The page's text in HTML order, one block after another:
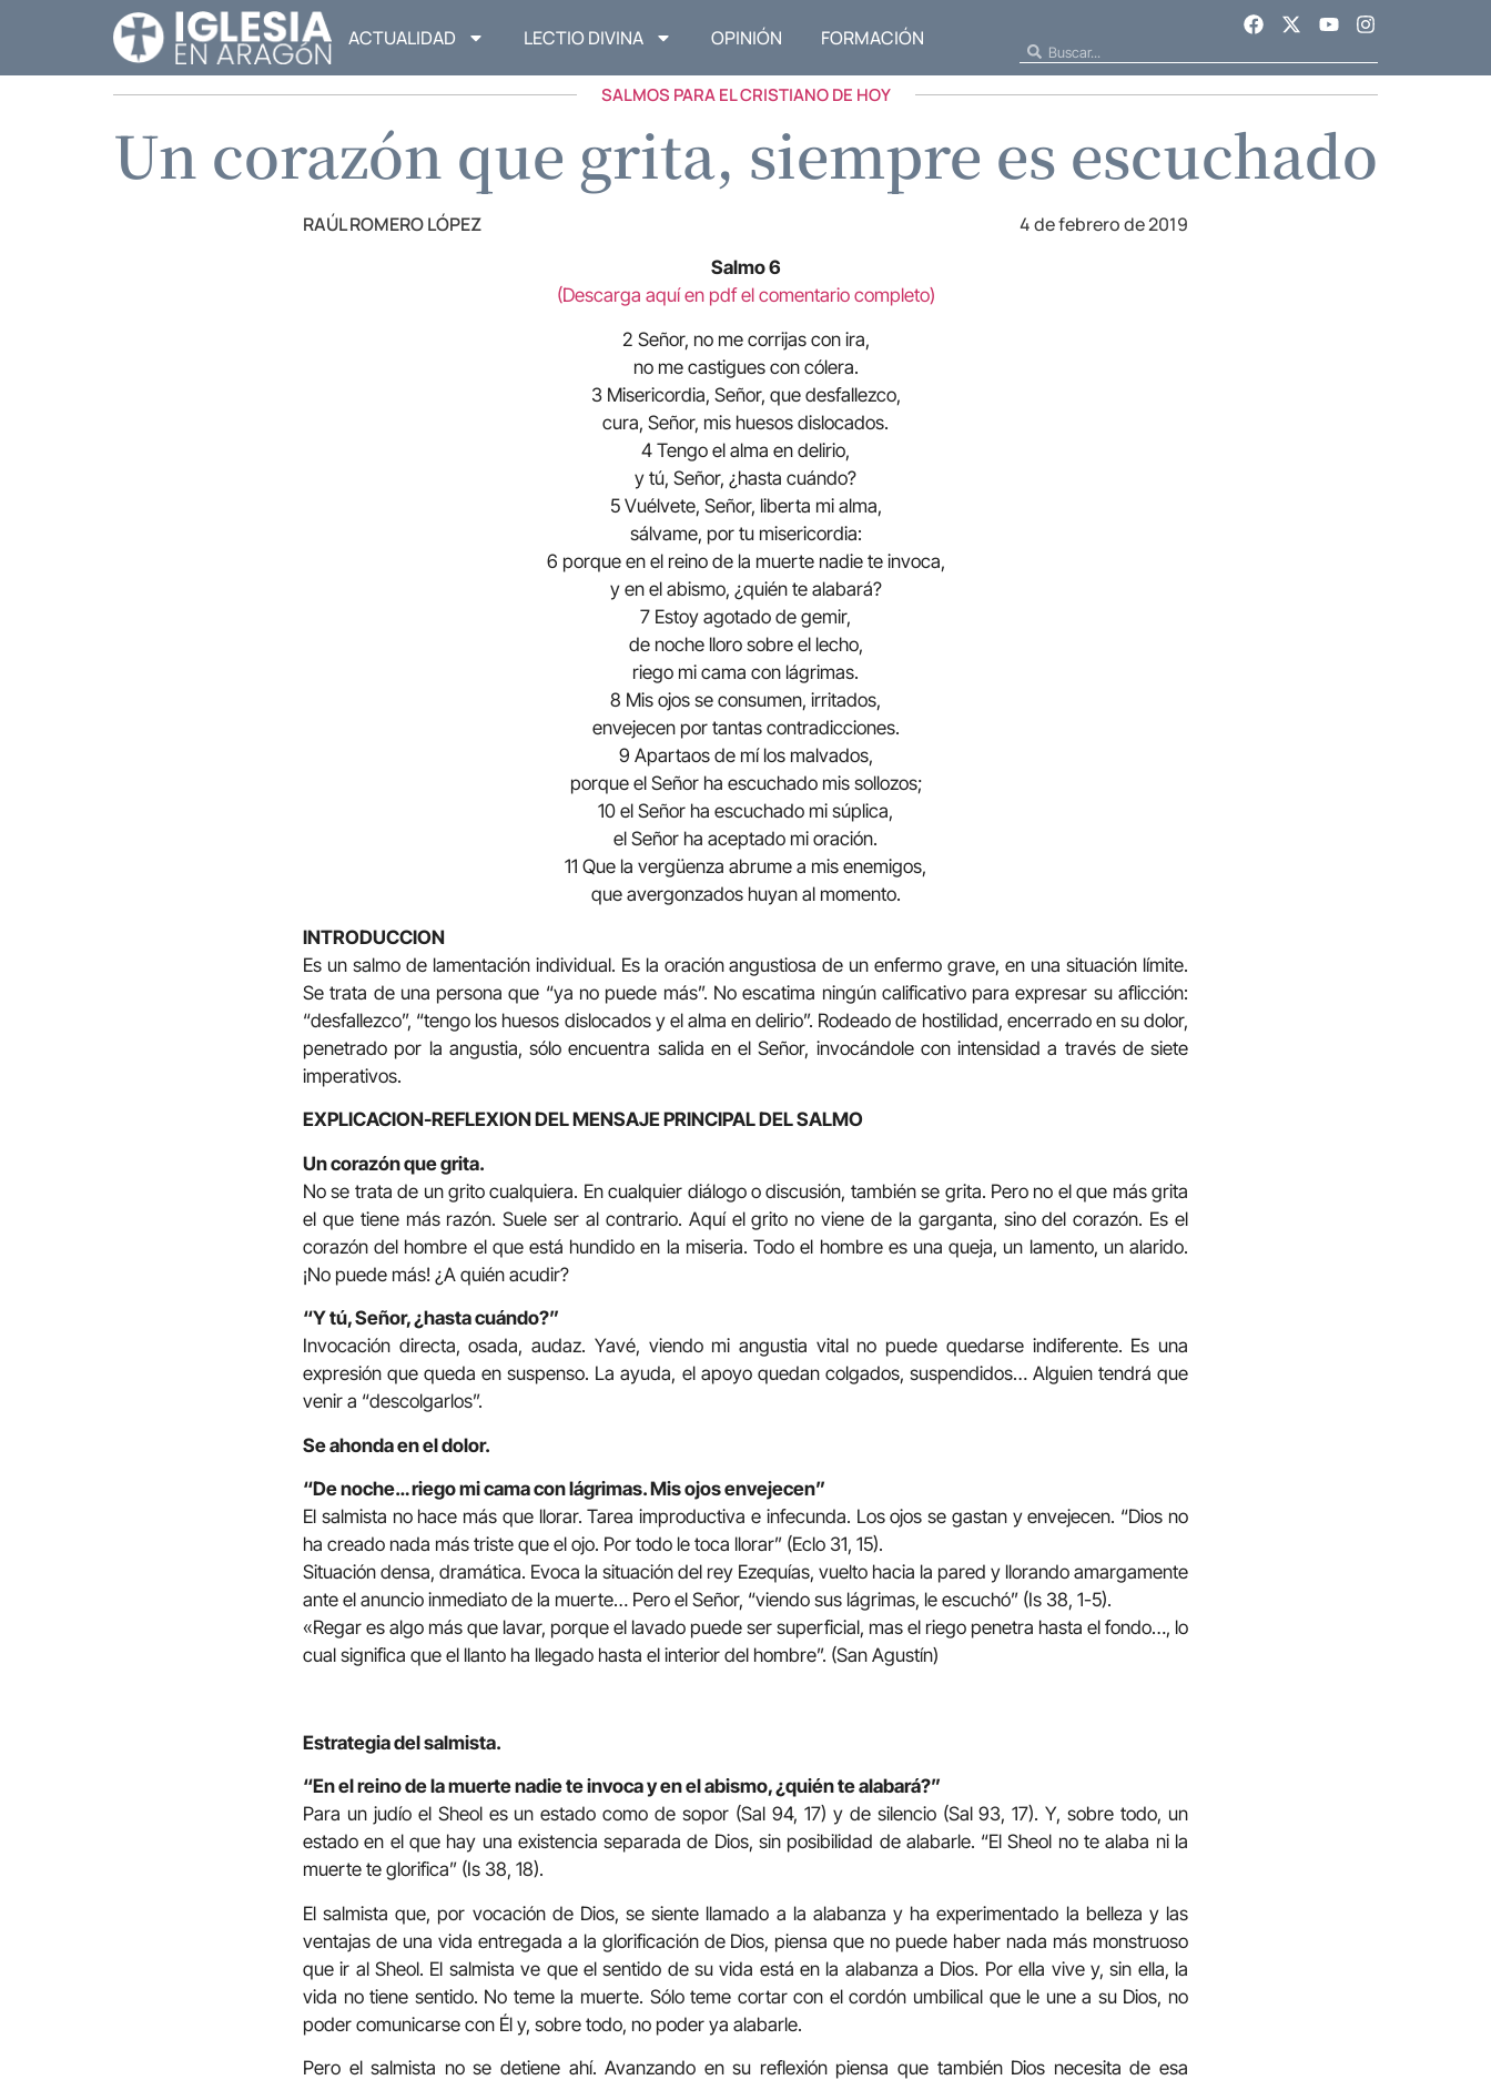
ACTUALIDAD LECTIO DIVINA OPINIÓN FORMACIÓN
SALMOS PARA EL CRISTIANO DE HOY
Un corazón que grita, siempre es escuchado
RAÚL ROMERO LÓPEZ 4 de febrero de 2019
Salmo 6
(Descarga aquí en pdf el comentario completo)
2 Señor, no me corrijas con ira,
no me castigues con cólera.
3 Misericordia, Señor, que desfallezco,
cura, Señor, mis huesos dislocados.
4 Tengo el alma en delirio,
y tú, Señor, ¿hasta cuándo?
5 Vuélvete, Señor, liberta mi alma,
sálvame, por tu misericordia:
6 porque en el reino de la muerte nadie te invoca,
y en el abismo, ¿quién te alabará?
7 Estoy agotado de gemir,
de noche lloro sobre el lecho,
riego mi cama con lágrimas.
8 Mis ojos se consumen, irritados,
envejecen por tantas contradicciones.
9 Apartaos de mí los malvados,
porque el Señor ha escuchado mis sollozos;
10 el Señor ha escuchado mi súplica,
el Señor ha aceptado mi oración.
11 Que la vergüenza abrume a mis enemigos,
que avergonzados huyan al momento.
INTRODUCCION
Es un salmo de lamentación individual. Es la oración angustiosa de un enfermo grave, en una situación límite.
Se trata de una persona que “ya no puede más”. No escatima ningún calificativo para expresar su aflicción:
“desfallezco”, “tengo los huesos dislocados y el alma en delirio”. Rodeado de hostilidad, encerrado en su dolor,
penetrado por la angustia, sólo encuentra salida en el Señor, invocándole con intensidad a través de siete
imperativos.
EXPLICACION-REFLEXION DEL MENSAJE PRINCIPAL DEL SALMO
Un corazón que grita.
No se trata de un grito cualquiera. En cualquier diálogo o discusión, también se grita. Pero no el que más grita
el que tiene más razón. Suele ser al contrario. Aquí el grito no viene de la garganta, sino del corazón. Es el
corazón del hombre el que está hundido en la miseria. Todo el hombre es una queja, un lamento, un alarido.
¡No puede más! ¿A quién acudir?
“Y tú, Señor, ¿hasta cuándo?”
Invocación directa, osada, audaz. Yavé, viendo mi angustia vital no puede quedarse indiferente. Es una
expresión que queda en suspenso. La ayuda, el apoyo quedan colgados, suspendidos… Alguien tendrá que
venir a “descolgarlos”.
Se ahonda en el dolor.
“De noche… riego mi cama con lágrimas. Mis ojos envejecen”
El salmista no hace más que llorar. Tarea improductiva e infecunda. Los ojos se gastan y envejecen. “Dios no
ha creado nada más triste que el ojo. Por todo le toca llorar” (Eclo 31, 15).
Situación densa, dramática. Evoca la situación del rey Ezequías, vuelto hacia la pared y llorando amargamente
ante el anuncio inmediato de la muerte… Pero el Señor, “viendo sus lágrimas, le escuchó” (Is 38, 1-5).
«Regar es algo más que lavar, porque el lavado puede ser superficial, mas el riego penetra hasta el fondo…, lo
cual significa que el llanto ha llegado hasta el interior del hombre”. (San Agustín)
Estrategia del salmista.
“En el reino de la muerte nadie te invoca y en el abismo, ¿quién te alabará?”
Para un judío el Sheol es un estado como de sopor (Sal 94, 17) y de silencio (Sal 93, 17). Y, sobre todo, un
estado en el que hay una existencia separada de Dios, sin posibilidad de alabarle. “El Sheol no te alaba ni la
muerte te glorifica” (Is 38, 18).
El salmista que, por vocación de Dios, se siente llamado a la alabanza y ha experimentado la belleza y las
ventajas de una vida entregada a la glorificación de Dios, piensa que no puede haber nada más monstruoso
que ir al Sheol. El salmista ve que el sentido de su vida está en la alabanza a Dios. Por ella vive y, sin ella, la
vida no tiene sentido. No teme la muerte. Sólo teme cortar con el cordón umbilical que le une a su Dios, no
poder comunicarse con Él y, sobre todo, no poder ya alabarle.
Pero el salmista no se detiene ahí. Avanzando en su reflexión piensa que también Dios necesita de esa